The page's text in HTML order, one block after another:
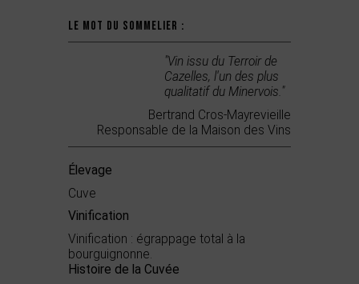
Le mot du sommelier :
"Vin issu du Terroir de
Cazelles, l'un des plus
qualitatif du Minervois."
Bertrand Cros-Mayrevieille
Responsable de la Maison des Vins
Élevage
Cuve
Vinification
Vinification : égrappage total à la
bourguignonne.
Histoire de la Cuvée